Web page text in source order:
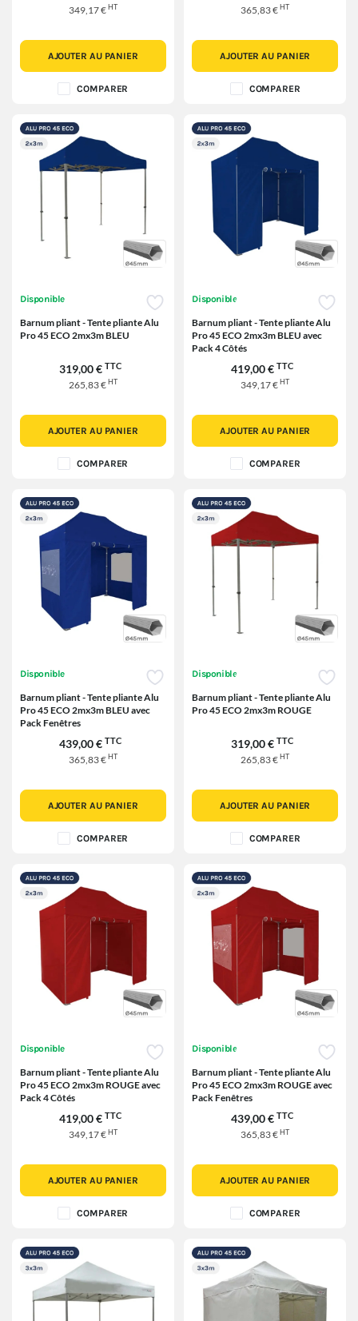
349,17 €HT
AJOUTER AU PANIER
COMPARER
365,83 €HT
AJOUTER AU PANIER
COMPARER
Disponible
Barnum pliant - Tente pliante Alu
Pro 45 ECO 2mx3m BLEU
319,00 € TTC
265,83 €HT
AJOUTER AU PANIER
COMPARER
Disponible
Barnum pliant - Tente pliante Alu
Pro 45 ECO 2mx3m BLEU avec
Pack 4 Côtés
419,00 € TTC
349,17 €HT
AJOUTER AU PANIER
COMPARER
Disponible
Barnum pliant - Tente pliante Alu
Pro 45 ECO 2mx3m BLEU avec
Pack Fenêtres
439,00 € TTC
365,83 € HT
AJOUTER AU PANIER
COMPARER
Disponible
Barnum pliant - Tente pliante Alu
Pro 45 ECO 2mx3m ROUGE
319,00 € TTC
265,83 €HT
AJOUTER AU PANIER
COMPARER
Disponible
Barnum pliant - Tente pliante Alu
Pro 45 ECO 2mx3m ROUGE avec
Pack 4 Côtés
419,00 € TTC
349,17 €HT
AJOUTER AU PANIER
COMPARER
Disponible
Barnum pliant - Tente pliante Alu
Pro 45 ECO 2mx3m ROUGE avec
Pack Fenêtres
439,00 € TTC
365,83 €HT
AJOUTER AU PANIER
COMPARER